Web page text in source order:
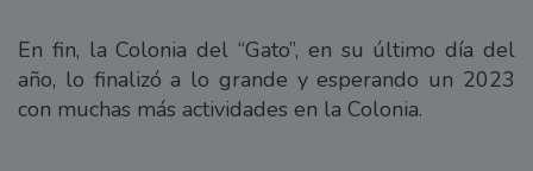
En fin, la Colonia del “Gato”, en su último día del
año, lo finalizó a lo grande y esperando un 2023
con muchas más actividades en la Colonia.